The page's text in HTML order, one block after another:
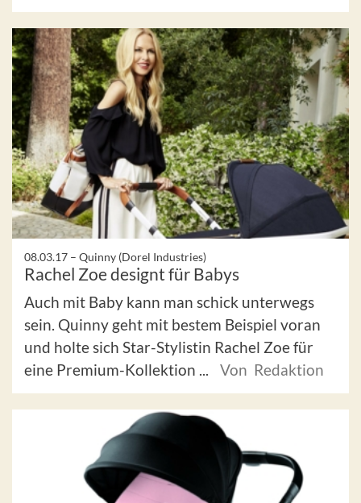
08.03.17 – Quinny (Dorel Industries)
Rachel Zoe designt für Babys
Auch mit Baby kann man schick unterwegs
sein. Quinny geht mit bestem Beispiel voran
und holte sich Star-Stylistin Rachel Zoe für
eine Premium-Kollektion ...
Von Redaktion